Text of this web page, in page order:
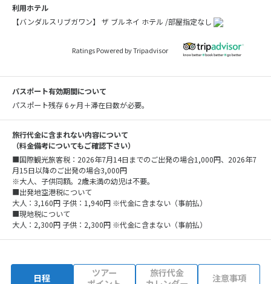
利用ホテル
【バンダルスリブガワン】 ザ ブルネイ ホテル /部屋指定なし
Ratings Powered by Tripadvisor
パスポート有効期間について
パスポート残存 6ヶ月＋滞在日数が必要。
旅行代金に含まれない内容について
（料金備考についてもご確認下さい）
■国際観光旅客税：2026年7月14日までのご出発の場合1,000円、2026年7
月15日以降のご出発の場合3,000円
※大人、子供同額。2歳未満の幼児は不要。
■出発地空港税について
大人：3,160円 子供：1,940円 ※代金に含まない（事前払）
■現地税について
大人：2,300円 子供：2,300円 ※代金に含まない（事前払）
日程
ツアー
旅行代金
注意事項